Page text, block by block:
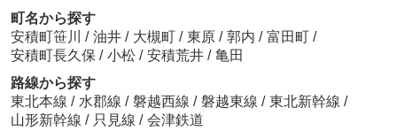
町名から探す
安積町笹川 / 油井 / 大槻町 / 東原 / 郭内 / 富田町 /
安積町長久保 / 小松 / 安積荒井 / 亀田
路線から探す
東北本線 / 水郡線 / 磐越西線 / 磐越東線 / 東北新幹線 /
山形新幹線 / 只見線 / 会津鉄道